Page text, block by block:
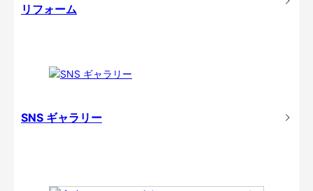
リフォーム
SNS ギャラリー